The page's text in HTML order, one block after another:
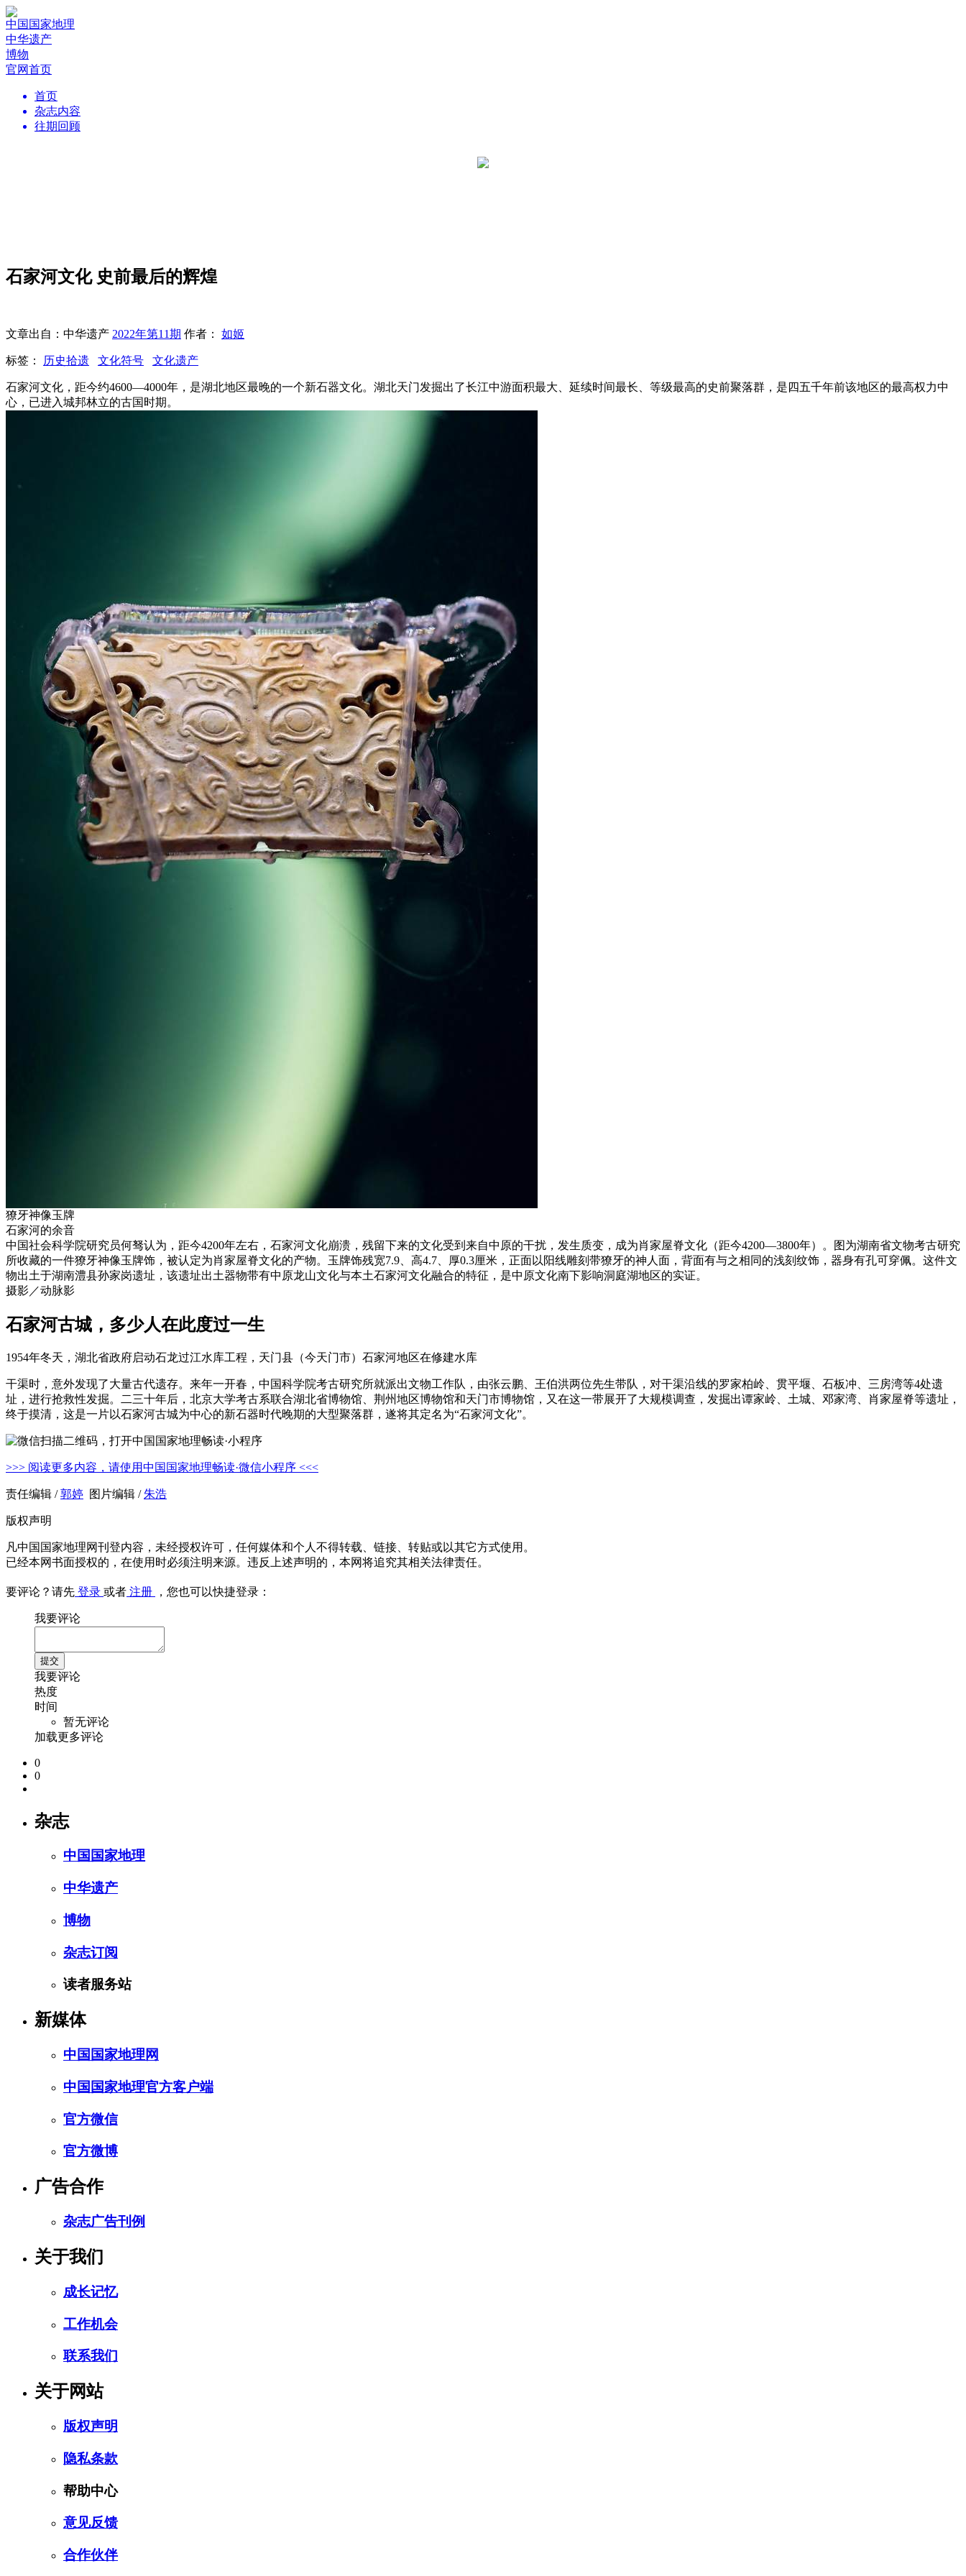
中国国家地理
中华遗产
博物
官网首页
首页
杂志内容
往期回顾
石家河文化 史前最后的辉煌
文章出自：中华遗产 2022年第11期 作者： 如姬
标签： 历史拾遗 文化符号 文化遗产
石家河文化，距今约4600—4000年，是湖北地区最晚的一个新石器文化。湖北天门发掘出了长江中游面积最大、延续时间最长、等级最高的史前聚落群，是四五千年前该地区的最高权力中
心，已进入城邦林立的古国时期。
獠牙神像玉牌
石家河的余音
中国社会科学院研究员何驽认为，距今4200年左右，石家河文化崩溃，残留下来的文化受到来自中原的干扰，发生质变，成为肖家屋脊文化（距今4200—3800年）。图为湖南省文物考古研究
所收藏的一件獠牙神像玉牌饰，被认定为肖家屋脊文化的产物。玉牌饰残宽7.9、高4.7、厚0.3厘米，正面以阳线雕刻带獠牙的神人面，背面有与之相同的浅刻纹饰，器身有孔可穿佩。这件文
物出土于湖南澧县孙家岗遗址，该遗址出土器物带有中原龙山文化与本土石家河文化融合的特征，是中原文化南下影响洞庭湖地区的实证。
摄影／动脉影
石家河古城，多少人在此度过一生
1954年冬天，湖北省政府启动石龙过江水库工程，天门县（今天门市）石家河地区在修建水库
干渠时，意外发现了大量古代遗存。来年一开春，中国科学院考古研究所就派出文物工作队，由张云鹏、王伯洪两位先生带队，对干渠沿线的罗家柏岭、贯平堰、石板冲、三房湾等4处遗
址，进行抢救性发掘。二三十年后，北京大学考古系联合湖北省博物馆、荆州地区博物馆和天门市博物馆，又在这一带展开了大规模调查，发掘出谭家岭、土城、邓家湾、肖家屋脊等遗址，
终于摸清，这是一片以石家河古城为中心的新石器时代晚期的大型聚落群，遂将其定名为“石家河文化”。
>>> 阅读更多内容，请使用中国国家地理畅读·微信小程序 <<<
责任编辑 /郭婷 图片编辑 /朱浩
版权声明
凡中国国家地理网刊登内容，未经授权许可，任何媒体和个人不得转载、链接、转贴或以其它方式使用。
已经本网书面授权的，在使用时必须注明来源。违反上述声明的，本网将追究其相关法律责任。
要评论？请先 登录 或者 注册 ，您也可以快捷登录：
我要评论
我要评论
热度
时间
暂无评论
加载更多评论
0
0
杂志
中国国家地理
中华遗产
博物
杂志订阅
读者服务站
新媒体
中国国家地理网
中国国家地理官方客户端
官方微信
官方微博
广告合作
杂志广告刊例
关于我们
成长记忆
工作机会
联系我们
关于网站
版权声明
隐私条款
帮助中心
意见反馈
合作伙伴